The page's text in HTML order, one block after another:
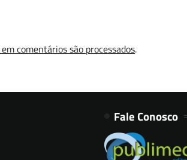
comentários são processados.
Fale Conosco